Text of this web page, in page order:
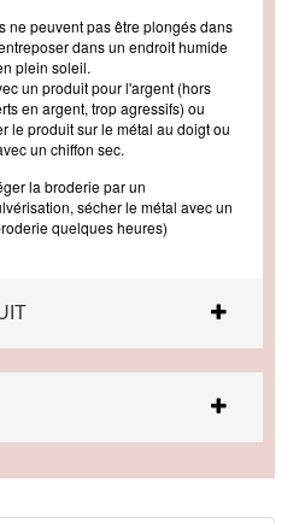
ne peuvent pas être plongés dans
dans un endroit humide
plein soleil.
un produit pour l'argent (hors
en argent, trop agressifs) ou
le produit sur le métal au doigt ou
un chiffon sec.
la broderie par un
sécher le métal avec un
quelques heures)